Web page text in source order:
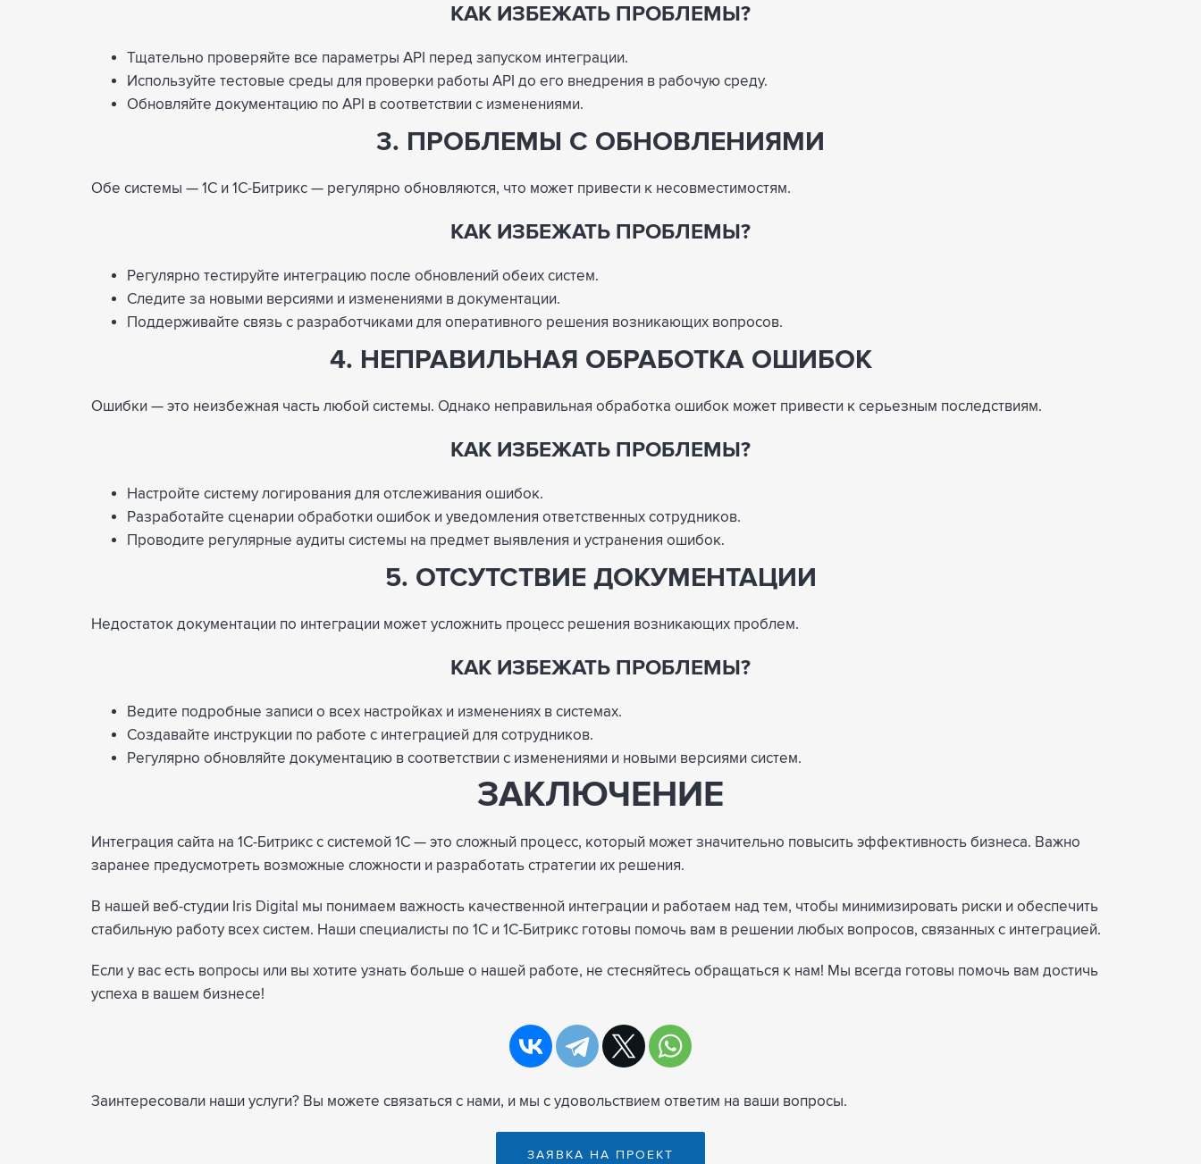
КАК ИЗБЕЖАТЬ ПРОБЛЕМЫ?
Тщательно проверяйте все параметры API перед запуском интеграции.
Используйте тестовые среды для проверки работы API до его внедрения в рабочую среду.
Обновляйте документацию по API в соответствии с изменениями.
3. ПРОБЛЕМЫ С ОБНОВЛЕНИЯМИ
Обе системы — 1С и 1С-Битрикс — регулярно обновляются, что может привести к несовместимостям.
КАК ИЗБЕЖАТЬ ПРОБЛЕМЫ?
Регулярно тестируйте интеграцию после обновлений обеих систем.
Следите за новыми версиями и изменениями в документации.
Поддерживайте связь с разработчиками для оперативного решения возникающих вопросов.
4. НЕПРАВИЛЬНАЯ ОБРАБОТКА ОШИБОК
Ошибки — это неизбежная часть любой системы. Однако неправильная обработка ошибок может привести к серьезным последствиям.
КАК ИЗБЕЖАТЬ ПРОБЛЕМЫ?
Настройте систему логирования для отслеживания ошибок.
Разработайте сценарии обработки ошибок и уведомления ответственных сотрудников.
Проводите регулярные аудиты системы на предмет выявления и устранения ошибок.
5. ОТСУТСТВИЕ ДОКУМЕНТАЦИИ
Недостаток документации по интеграции может усложнить процесс решения возникающих проблем.
КАК ИЗБЕЖАТЬ ПРОБЛЕМЫ?
Ведите подробные записи о всех настройках и изменениях в системах.
Создавайте инструкции по работе с интеграцией для сотрудников.
Регулярно обновляйте документацию в соответствии с изменениями и новыми версиями систем.
ЗАКЛЮЧЕНИЕ
Интеграция сайта на 1С-Битрикс с системой 1С — это сложный процесс, который может значительно повысить эффективность бизнеса. Важно
заранее предусмотреть возможные сложности и разработать стратегии их решения.
В нашей веб-студии Iris Digital мы понимаем важность качественной интеграции и работаем над тем, чтобы минимизировать риски и обеспечить
стабильную работу всех систем. Наши специалисты по 1С и 1С-Битрикс готовы помочь вам в решении любых вопросов, связанных с интеграцией.
Если у вас есть вопросы или вы хотите узнать больше о нашей работе, не стесняйтесь обращаться к нам! Мы всегда готовы помочь вам достичь
успеха в вашем бизнесе!
Заинтересовали наши услуги? Вы можете связаться с нами, и мы с удовольствием ответим на ваши вопросы.
ЗАЯВКА НА ПРОЕКТ